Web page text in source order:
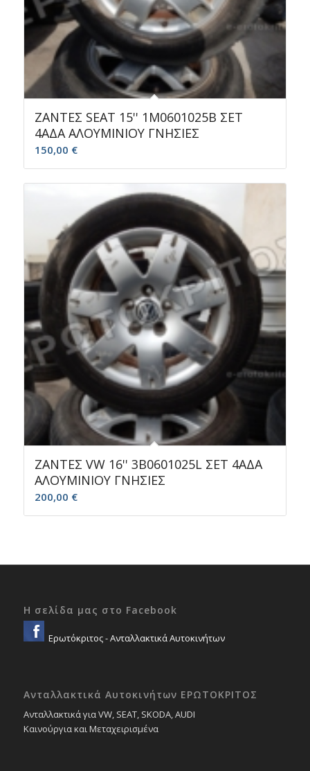
ΖΑΝΤΕΣ SEAT 15'' 1M0601025B ΣΕΤ
4ΑΔΑ ΑΛΟΥΜΙΝΙΟΥ ΓΝΗΣΙΕΣ
150,00 €
ΖΑΝΤΕΣ VW 16'' 3B0601025L ΣΕΤ 4ΑΔΑ
ΑΛΟΥΜΙΝΙΟΥ ΓΝΗΣΙΕΣ
200,00 €
Η σελίδα μας στο Facebook
Ερωτόκριτος - Ανταλλακτικά Αυτοκινήτων
Ανταλλακτικά Αυτοκινήτων ΕΡΩΤΟΚΡΙΤΟΣ
Ανταλλακτικά για VW, SEAT, SKODA, AUDI
Καινούργια και Μεταχειρισμένα